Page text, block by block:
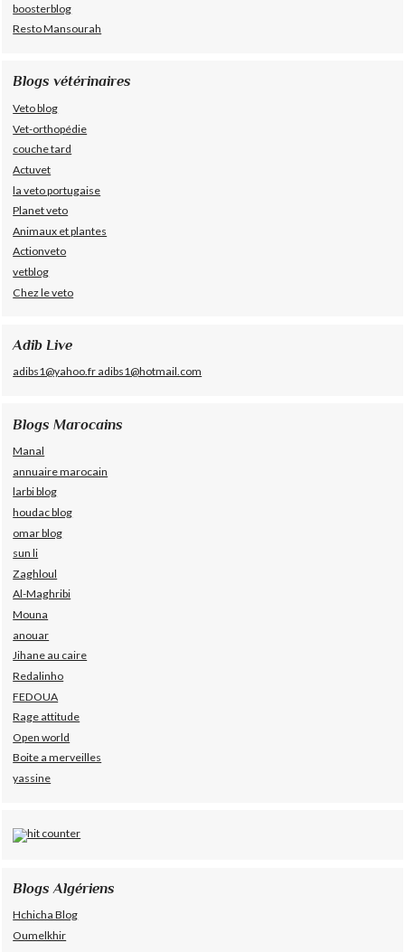
boosterblog
Resto Mansourah
Blogs vétérinaires
Veto blog
Vet-orthopédie
couche tard
Actuvet
la veto portugaise
Planet veto
Animaux et plantes
Actionveto
vetblog
Chez le veto
Adib Live
adibs1@yahoo.fr adibs1@hotmail.com
Blogs Marocains
Manal
annuaire marocain
larbi blog
houdac blog
omar blog
sun li
Zaghloul
Al-Maghribi
Mouna
anouar
Jihane au caire
Redalinho
FEDOUA
Rage attitude
Open world
Boite a merveilles
yassine
Blogs Algériens
Hchicha Blog
Oumelkhir